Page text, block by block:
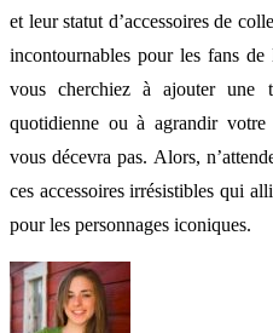
et leur statut d’accessoires de
incontournables pour les fans
vous cherchiez à ajouter une
quotidienne ou à agrandir
vous décevra pas. Alors,
ces accessoires irrésistibles qui
pour les personnages iconiques.